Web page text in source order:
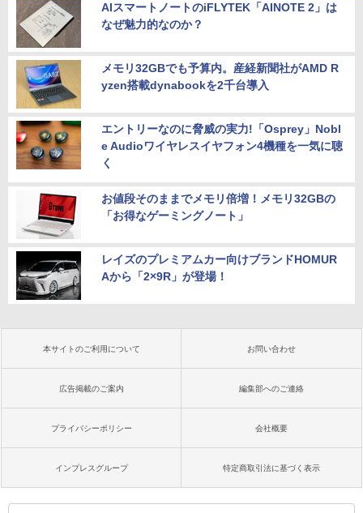
AIスマートノートのiFLYTEK「AINOTE 2」は
なぜ魅力的なのか？
メモリ32GBでも予算内。産経新聞社がAMD R
yzen搭載dynabookを2千台導入
エントリーなのに脅威の実力!「Osprey」Nobl
e Audioワイヤレスイヤフォン4機種を一気に聴
く
お値段そのままでメモリ倍増！メモリ32GBの
「お得なゲーミングノート」
レイズのプレミアムカー向けブランドHOMUR
Aから「2×9R」が登場！
本サイトのご利用について お問い合わせ
広告掲載のご案内 編集部へのご連絡
プライバシーポリシー 会社概要
インプレスグループ 特定商取引法に基づく表示